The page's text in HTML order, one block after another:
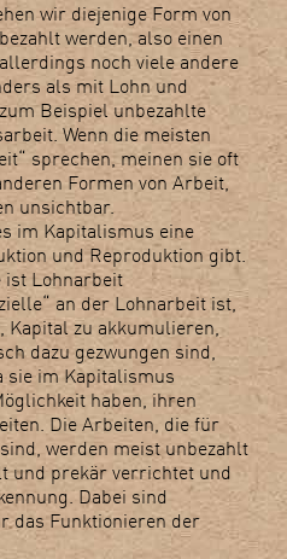
wir diejenige Form von
werden, also einen
noch viele andere
als mit Lohn und
Beispiel unbezahlte
Wenn die meisten
sprechen, meinen sie oft
Formen von Arbeit,
unsichtbar.
im Kapitalismus eine
und Reproduktion gibt.
ist Lohnarbeit
an der Lohnarbeit ist,
Kapital zu akkumulieren,
dazu gezwungen sind,
sie im Kapitalismus
haben, ihren
Die Arbeiten, die für
werden meist unbezahlt
und prekär verrichtet und
Dabei sind
das Funktionieren der